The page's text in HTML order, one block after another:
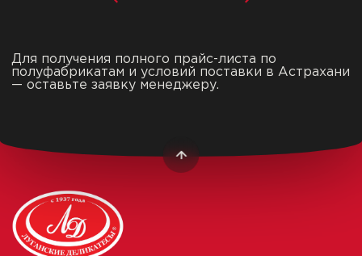
Для получения полного прайс-листа по
полуфабрикатам и условий поставки в Астрахани
— оставьте заявку менеджеру.